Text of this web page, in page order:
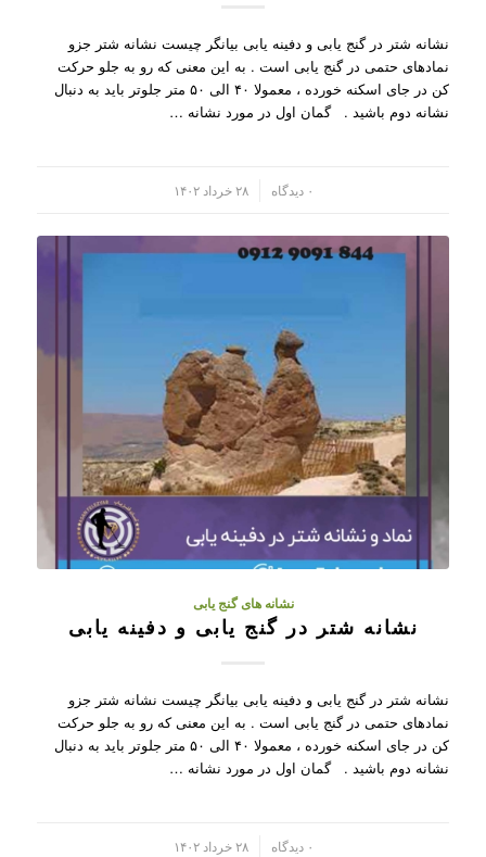
نشانه شتر در گنج یابی و دفینه یابی بیانگر چیست نشانه شتر جزو
نمادهای حتمی در گنج یابی است . به این معنی که رو به جلو حرکت
کن در جای اسکنه خورده ، معمولا ۴۰ الی ۵۰ متر جلوتر باید به دنبال
نشانه دوم باشید . گمان اول در مورد نشانه …
۰ دیدگاه ۲۸ خرداد ۱۴۰۲
نشانه های گنج یابی
نشانه شتر در گنج یابی و دفینه یابی
نشانه شتر در گنج یابی و دفینه یابی بیانگر چیست نشانه شتر جزو
نمادهای حتمی در گنج یابی است . به این معنی که رو به جلو حرکت
کن در جای اسکنه خورده ، معمولا ۴۰ الی ۵۰ متر جلوتر باید به دنبال
نشانه دوم باشید . گمان اول در مورد نشانه …
۰ دیدگاه ۲۸ خرداد ۱۴۰۲